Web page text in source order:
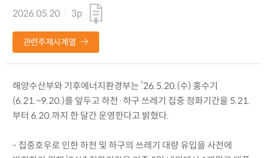
2026.05.20
3p
관련주제시계열
해양수산부와 기후에너지환경부는 ’26.5.20.(수) 홍수기
(6.21.~9.20.)를 앞두고 하천·하구 쓰레기 집중 정화기간을 5.21.
부터 6.20.까지 한 달간 운영한다고 밝혔다.
- 집중호우로 인한 하천 및 하구의 쓰레기 대량 유입을 사전에